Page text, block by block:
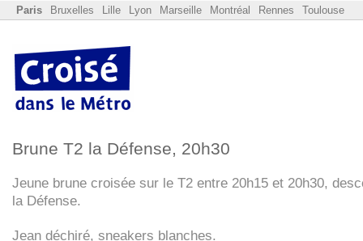
Paris Bruxelles Lille Lyon Marseille Montréal Rennes Toulouse
Brune T2 la Défense, 20h30
Jeune brune croisée sur le T2 entre 20h15 et 20h30,
la Défense.
Jean déchiré, sneakers blanches.